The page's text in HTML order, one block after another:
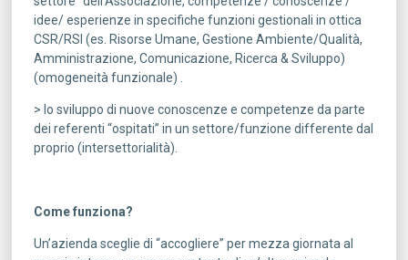
idee/ esperienze in specifiche funzioni gestionali in ottica
CSR/RSI (es. Risorse Umane, Gestione Ambiente/Qualità,
Amministrazione, Comunicazione, Ricerca & Sviluppo)
(omogeneità funzionale) .
> lo sviluppo di nuove conoscenze e competenze da parte
dei referenti “ospitati” in un settore/funzione differente dal
proprio (intersettorialità).
Come funziona?
Un’azienda sceglie di “accogliere” per mezza giornata al